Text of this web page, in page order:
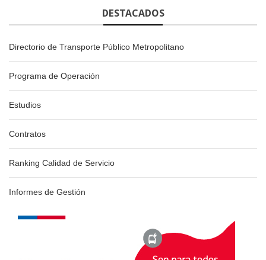
DESTACADOS
Directorio de Transporte Público Metropolitano
Programa de Operación
Estudios
Contratos
Ranking Calidad de Servicio
Informes de Gestión